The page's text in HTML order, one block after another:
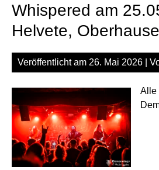
Whispered am
Helvete,
Veröffentlicht am 26. Mai 2026 |
Alle